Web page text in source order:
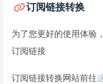
订阅链接转换
为了您更好的使用体验
订阅链接
订阅链接转换网站前往